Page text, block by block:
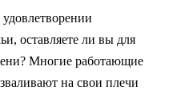
оставляете ли вы для
Многие работающие
на свои плечи